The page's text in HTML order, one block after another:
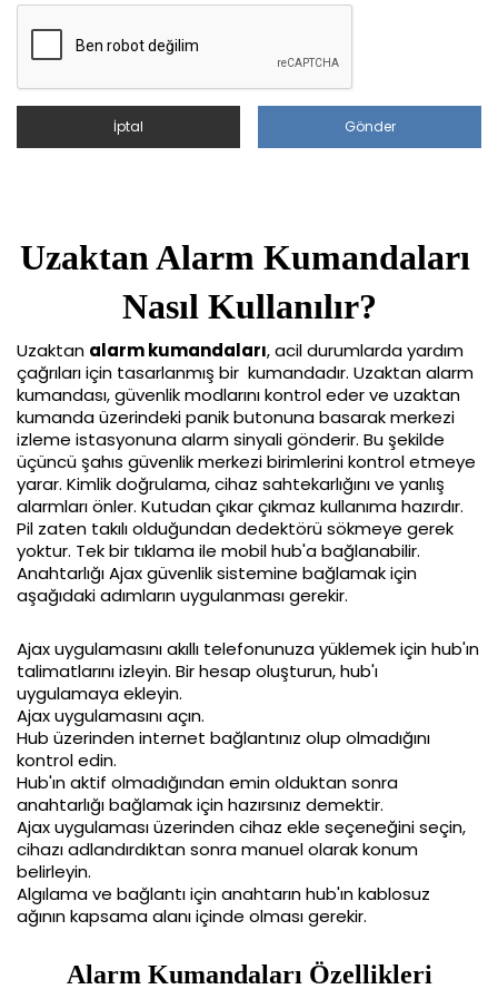
İptal Gönder
Uzaktan Alarm Kumandaları
Nasıl Kullanılır?
Uzaktan alarm kumandaları, acil durumlarda yardım
çağrıları için tasarlanmış bir  kumandadır. Uzaktan alarm
kumandası, güvenlik modlarını kontrol eder ve uzaktan
kumanda üzerindeki panik butonuna basarak merkezi
izleme istasyonuna alarm sinyali gönderir. Bu şekilde
üçüncü şahıs güvenlik merkezi birimlerini kontrol etmeye
yarar. Kimlik doğrulama, cihaz sahtekarlığını ve yanlış
alarmları önler. Kutudan çıkar çıkmaz kullanıma hazırdır.
Pil zaten takılı olduğundan dedektörü sökmeye gerek
yoktur. Tek bir tıklama ile mobil hub'a bağlanabilir.
Anahtarlığı Ajax güvenlik sistemine bağlamak için
aşağıdaki adımların uygulanması gerekir.
Ajax uygulamasını akıllı telefonunuza yüklemek için hub'ın
talimatlarını izleyin. Bir hesap oluşturun, hub'ı
uygulamaya ekleyin.
Ajax uygulamasını açın.
Hub üzerinden internet bağlantınız olup olmadığını
kontrol edin.
Hub'ın aktif olmadığından emin olduktan sonra
anahtarlığı bağlamak için hazırsınız demektir.
Ajax uygulaması üzerinden cihaz ekle seçeneğini seçin,
cihazı adlandırdıktan sonra manuel olarak konum
belirleyin.
Algılama ve bağlantı için anahtarın hub'ın kablosuz
ağının kapsama alanı içinde olması gerekir.
Alarm Kumandaları Özellikleri